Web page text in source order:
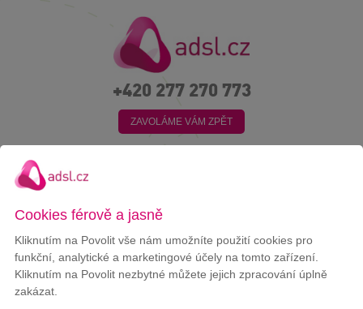
+420 277 270 773
ZAVOLÁME VÁM ZPĚT
Formulář byl úspěšně odeslán
Cookies férově a jasně
Kliknutím na Povolit vše nám umožníte použití cookies pro
funkční, analytické a marketingové účely na tomto zařízení.
Kliknutím na Povolit nezbytné můžete jejich zpracování úplně
zakázat.